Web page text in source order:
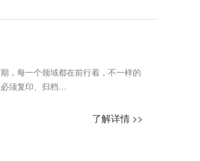
，每一个领域都在前行着，不一样的
须复印、归档…
了解详情 >>